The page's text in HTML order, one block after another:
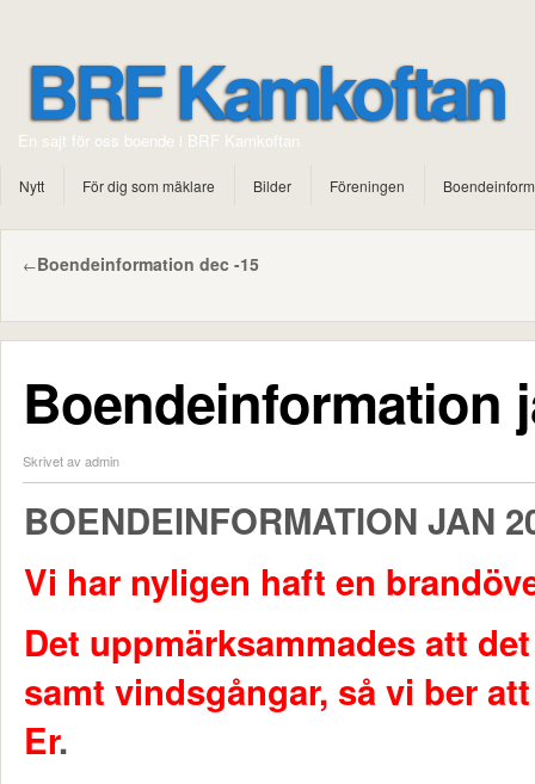
BRF Kamkoftan
En sajt för oss boende i BRF Kamkoftan
Nytt För dig som mäklare Bilder Föreningen
←Boendeinformation dec -15
Boendeinformation
Skrivet av admin
BOENDEINFORMATION JAN
Vi har nyligen haft en
Det uppmärksammades att
samt vindsgångar, så vi ber
Er.